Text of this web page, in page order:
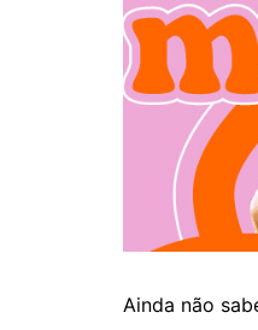
Ainda não